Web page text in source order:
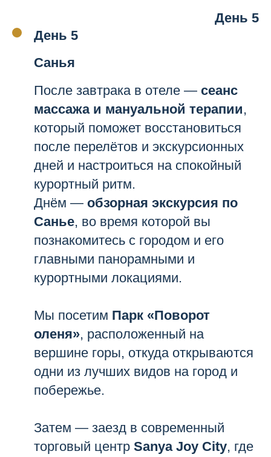
День 5
День 5
Санья
После завтрака в отеле — сеанс
массажа и мануальной терапии,
который поможет восстановиться
после перелётов и экскурсионных
дней и настроиться на спокойный
курортный ритм.
Днём — обзорная экскурсия по
Санье, во время которой вы
познакомитесь с городом и его
главными панорамными и
курортными локациями.
Мы посетим Парк «Поворот
оленя», расположенный на
вершине горы, откуда открываются
одни из лучших видов на город и
побережье.
Затем — заезд в современный
торговый центр Sanya Joy City, где